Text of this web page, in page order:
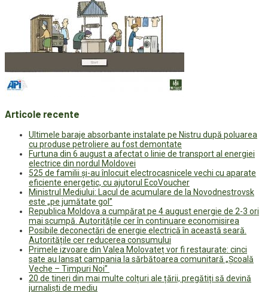
Articole recente
Ultimele baraje absorbante instalate pe Nistru după poluarea
cu produse petroliere au fost demontate
Furtuna din 6 august a afectat o linie de transport al energiei
electrice din nordul Moldovei
525 de familii și-au înlocuit electrocasnicele vechi cu aparate
eficiente energetic, cu ajutorul EcoVoucher
Ministrul Mediului: Lacul de acumulare de la Novodnestrovsk
este „pe jumătate gol”
Republica Moldova a cumpărat pe 4 august energie de 2-3 ori
mai scumpă. Autoritățile cer în continuare economisirea
Posibile deconectări de energie electrică în această seară.
Autoritățile cer reducerea consumului
Primele izvoare din Valea Molovateț vor fi restaurate: cinci
sate au lansat campania la sărbătoarea comunitară „Școală
Veche – Timpuri Noi”
20 de tineri din mai multe colțuri ale țării, pregătiți să devină
jurnaliști de mediu